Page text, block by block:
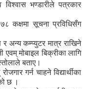
विश्वास भण्डारीले पत्रकार
कक्षमा सूचना प्रविधिसँग
अन्य कम्प्युटर मात्र राखिने
एवम् मोबाइल बिक्रीका लागि
बताए।
गर्न चाहने विद्यार्थीका
छ ।